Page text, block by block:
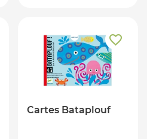
Cartes Bataplouf